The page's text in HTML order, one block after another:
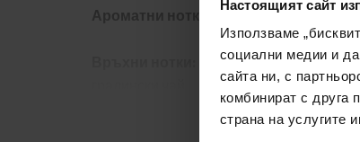
Настоящият сайт
Използваме
социални медии и
сайта ни, с
комбинират с друга
страна на услугите
Ароматни нотки:
мандарина, портокал,
карамел, тонка боб,
амброксан, ветивер,